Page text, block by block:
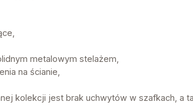
metalowym stelażem,
na ścianie,
kolekcji jest brak uchwytów w szafkach, a